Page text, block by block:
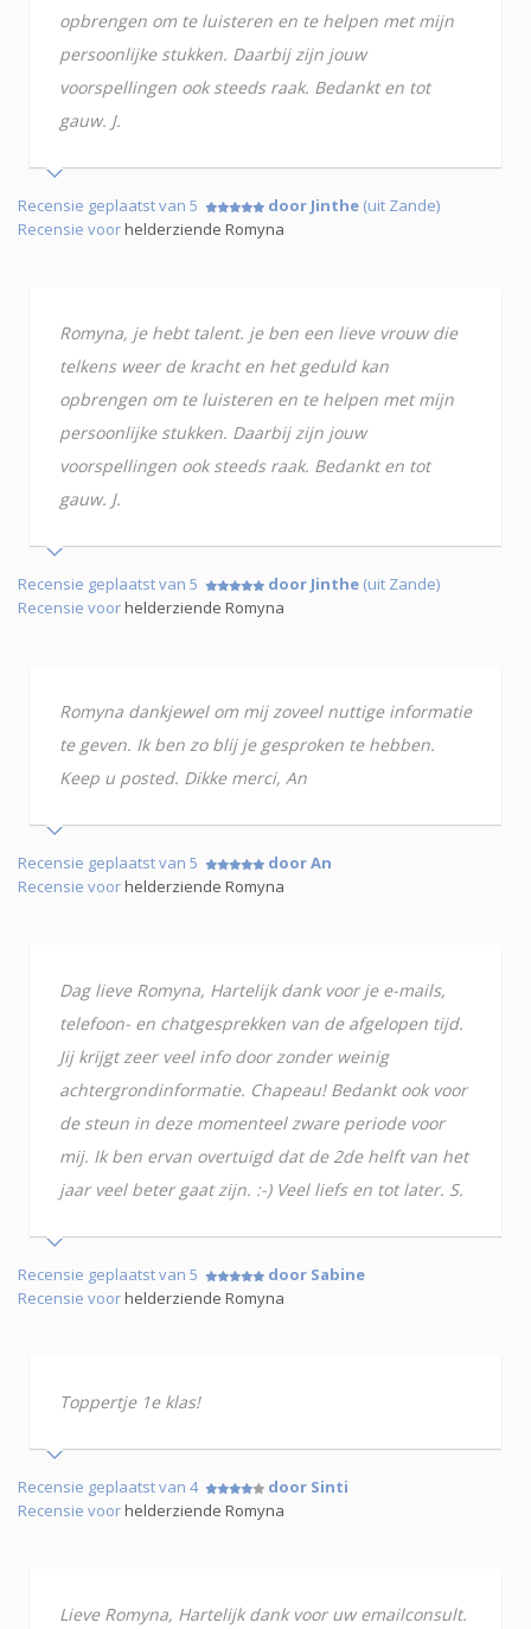
opbrengen om te luisteren en te helpen met mijn
persoonlijke stukken. Daarbij zijn jouw
voorspellingen ook steeds raak. Bedankt en tot
gauw. J.
Recensie geplaatst van 5 door Jinthe (uit Zande)
Recensie voorhelderziende Romyna
Romyna, je hebt talent. je ben een lieve vrouw die
telkens weer de kracht en het geduld kan
opbrengen om te luisteren en te helpen met mijn
persoonlijke stukken. Daarbij zijn jouw
voorspellingen ook steeds raak. Bedankt en tot
gauw. J.
Recensie geplaatst van 5 door Jinthe (uit Zande)
Recensie voorhelderziende Romyna
Romyna dankjewel om mij zoveel nuttige informatie
te geven. Ik ben zo blij je gesproken te hebben.
Keep u posted. Dikke merci, An
Recensie geplaatst van 5
door An
Recensie voorhelderziende Romyna
Dag lieve Romyna, Hartelijk dank voor je e-mails,
telefoon- en chatgesprekken van de afgelopen tijd.
Jij krijgt zeer veel info door zonder weinig
achtergrondinformatie. Chapeau! Bedankt ook voor
de steun in deze momenteel zware periode voor
mij. Ik ben ervan overtuigd dat de 2de helft van het
jaar veel beter gaat zijn. :-) Veel liefs en tot later. S.
Recensie geplaatst van 5
door Sabine
Recensie voorhelderziende Romyna
Toppertje 1e klas!
Recensie geplaatst van 4
door Sinti
Recensie voorhelderziende Romyna
Lieve Romyna, Hartelijk dank voor uw emailconsult.